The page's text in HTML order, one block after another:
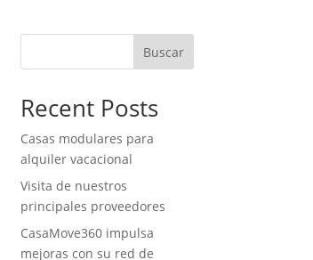
Buscar
Recent Posts
Casas modulares para
alquiler vacacional
Visita de nuestros
principales proveedores
CasaMove360 impulsa
mejoras con su red de